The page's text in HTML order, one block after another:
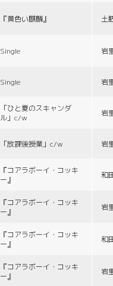
『黄色い麒麟』 土
Single 岩
Single 岩
「ひと夏のスキャンダ
ル」c/w
岩
「放課後授業」c/w 岩
『コアラボーイ・コッキ
ー』
和
『コアラボーイ・コッキ
ー』
岩
『コアラボーイ・コッキ
ー』
和
『コアラボーイ・コッキ
ー』
岩